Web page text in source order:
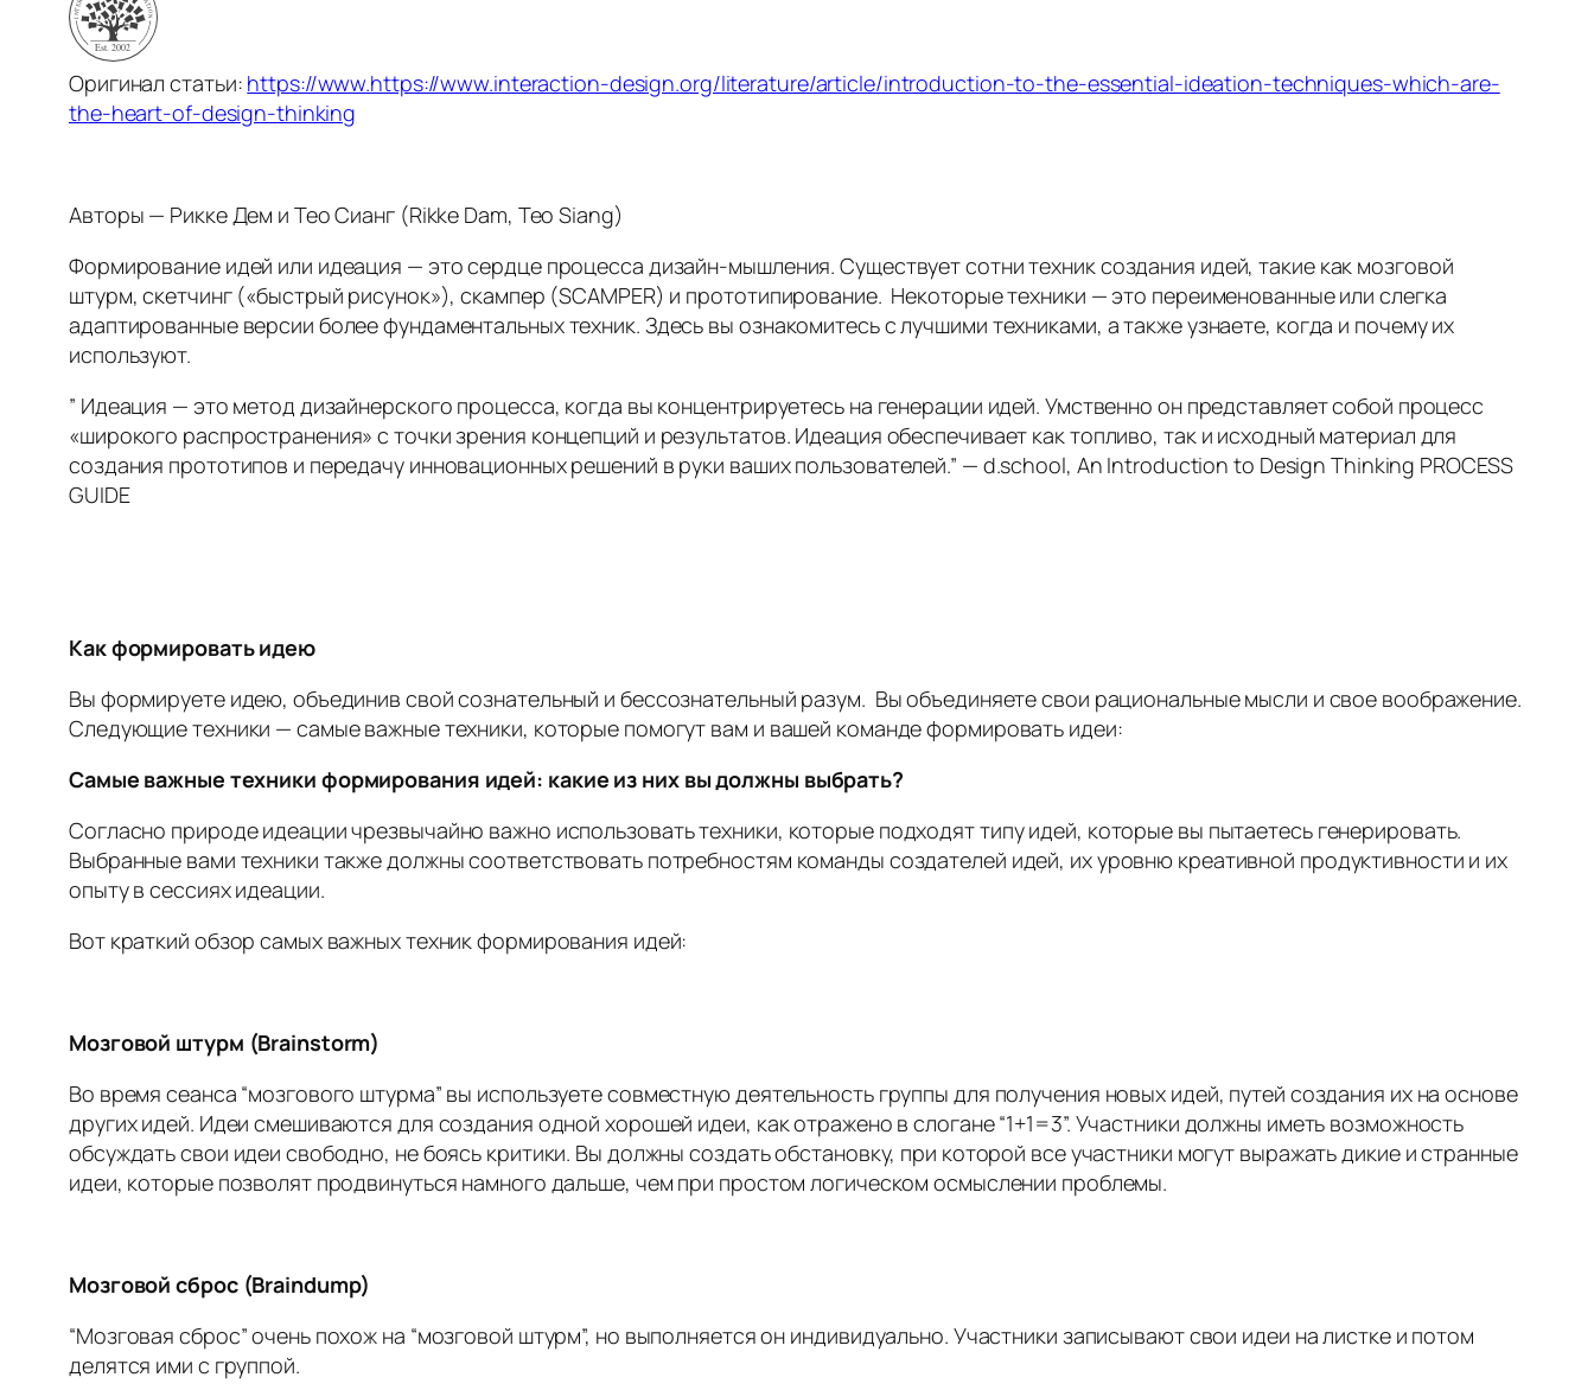
Оригинал статьи: https://www.https://www.interaction-design.org/literature/article/introduction-to-the-essential-ideation-techniques-which-are-
the-heart-of-design-thinking
Авторы — Рикке Дем и Тео Сианг (Rikke Dam, Teo Siang)
Формирование идей или идеация — это сердце процесса дизайн-мышления. Существует сотни техник создания идей, такие как мозговой
штурм, скетчинг («быстрый рисунок»), скампер (SCAMPER) и прототипирование. Некоторые техники — это переименованные или слегка
адаптированные версии более фундаментальных техник. Здесь вы ознакомитесь с лучшими техниками, а также узнаете, когда и почему их
используют.
” Идеация — это метод дизайнерского процесса, когда вы концентрируетесь на генерации идей. Умственно он представляет собой процесс
«широкого распространения» с точки зрения концепций и результатов. Идеация обеспечивает как топливо, так и исходный материал для
создания прототипов и передачу инновационных решений в руки ваших пользователей.” — d.school, An Introduction to Design Thinking PROCESS
GUIDE
Как формировать идею
Вы формируете идею, объединив свой сознательный и бессознательный разум. Вы объединяете свои рациональные мысли и свое воображение.
Следующие техники — самые важные техники, которые помогут вам и вашей команде формировать идеи:
Самые важные техники формирования идей: какие из них вы должны выбрать?
Согласно природе идеации чрезвычайно важно использовать техники, которые подходят типу идей, которые вы пытаетесь генерировать.
Выбранные вами техники также должны соответствовать потребностям команды создателей идей, их уровню креативной продуктивности и их
опыту в сессиях идеации.
Вот краткий обзор самых важных техник формирования идей:
Мозговой штурм (Brainstorm)
Во время сеанса “мозгового штурма” вы используете совместную деятельность группы для получения новых идей, путей создания их на основе
других идей. Идеи смешиваются для создания одной хорошей идеи, как отражено в слогане “1+1=3”. Участники должны иметь возможность
обсуждать свои идеи свободно, не боясь критики. Вы должны создать обстановку, при которой все участники могут выражать дикие и странные
идеи, которые позволят продвинуться намного дальше, чем при простом логическом осмыслении проблемы.
Мозговой сброс (Braindump)
“Мозговая сброс” очень похож на “мозговой штурм”, но выполняется он индивидуально. Участники записывают свои идеи на листке и потом
делятся ими с группой.